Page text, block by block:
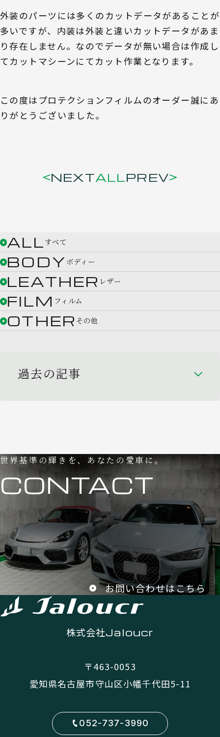
外装のパーツには多くのカットデータがあることが
多いですが、内装は外装と違いカットデータがあま
り存在しません。なのでデータが無い場合は作成し
てカットマシーンにてカット作業となります。
この度はプロテクションフィルムのオーダー誠にあ
りがとうございました。
NEXTALLPREV
ALL すべて
BODY ボディー
LEATHER レザー
FILM フィルム
OTHER その他
過去の記事
世界基準の輝きを、あなたの愛車に。
CONTACT
お問い合わせはこちら
株式会社Jaloucr
〒463-0053
愛知県名古屋市守山区小幡千代田5-11
052-737-3990